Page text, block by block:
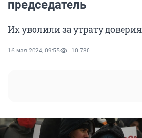
председатель
Их уволили за утрату доверия
16 мая 2024, 09:55 10 730